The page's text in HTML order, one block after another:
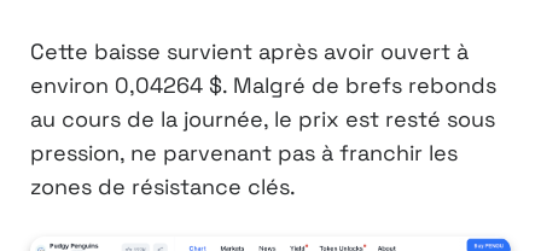
Cette baisse survient après avoir ouvert à
environ 0,04264 $. Malgré de brefs rebonds
au cours de la journée, le prix est resté sous
pression, ne parvenant pas à franchir les
zones de résistance clés.